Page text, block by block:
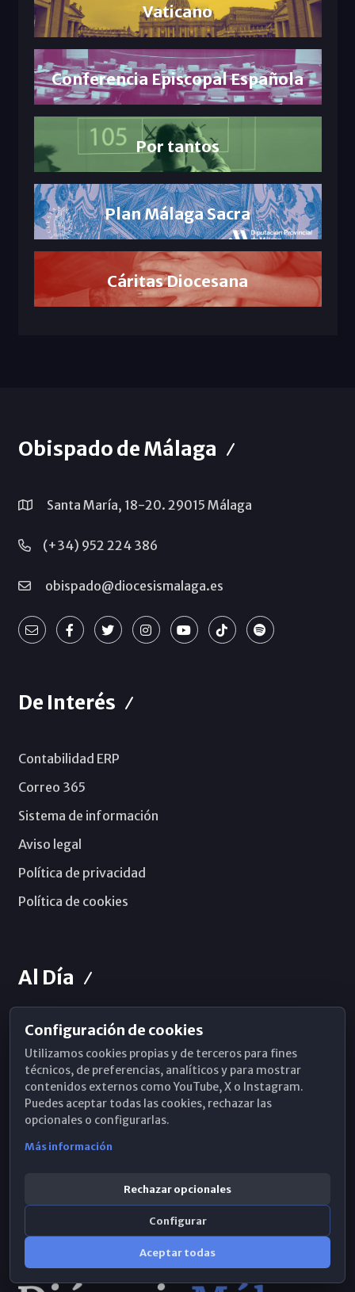
Vaticano
Conferencia Episcopal Española
Por tantos
Plan Málaga Sacra
Cáritas Diocesana
Obispado de Málaga
Santa María, 18-20. 29015 Málaga
(+34) 952 224 386
obispado@diocesismalaga.es
De Interés
Contabilidad ERP
Correo 365
Sistema de información
Aviso legal
Política de privacidad
Política de cookies
Al Día
Horarios de Misa
Hemeroteca
WhatsApp
Configuración de cookies
Utilizamos cookies propias y de terceros para fines
técnicos, de preferencias, analíticos y para mostrar
contenidos externos como YouTube, X o Instagram.
Puedes aceptar todas las cookies, rechazar las
opcionales o configurarlas.
Más información
Rechazar opcionales
Configurar
Aceptar todas